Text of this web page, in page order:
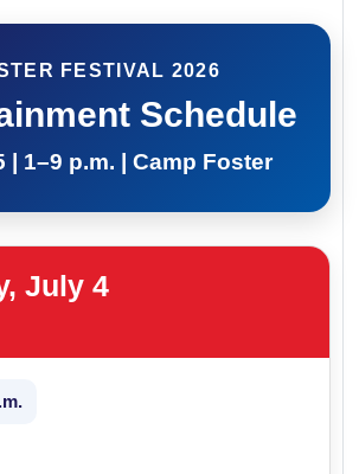
FESTIVAL 2026
Schedule
| 1–9 p.m. | Camp Foster
July 4